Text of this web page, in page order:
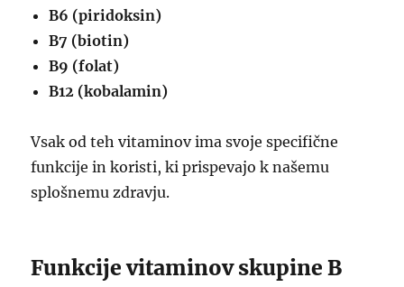
B6 (piridoksin)
B7 (biotin)
B9 (folat)
B12 (kobalamin)
Vsak od teh vitaminov ima svoje specifične
funkcije in koristi, ki prispevajo k našemu
splošnemu zdravju.
Funkcije vitaminov skupine B